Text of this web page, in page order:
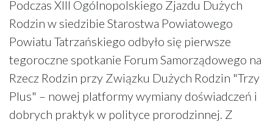
Podczas XIII Ogólnopolskiego Zjazdu Dużych
Rodzin w siedzibie Starostwa Powiatowego
Powiatu Tatrzańskiego odbyło się pierwsze
tegoroczne spotkanie Forum Samorządowego na
Rzecz Rodzin przy Związku Dużych Rodzin "Trzy
Plus" – nowej platformy wymiany doświadczeń i
dobrych praktyk w polityce prorodzinnej. Z